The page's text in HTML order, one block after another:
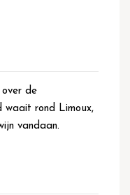
de
waait rond Limoux,
vandaan.